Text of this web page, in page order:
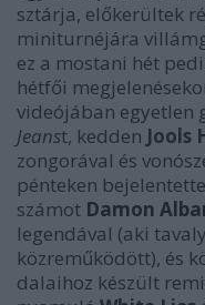
sztárja, előkerültek
miniturnéjára
ez a mostani hét
hétfői
videójában egyetlen
Jeanst, kedden Jools
zongorával és
pénteken
számot Damon
legendával (aki
közreműködött), és
dalaihoz készült